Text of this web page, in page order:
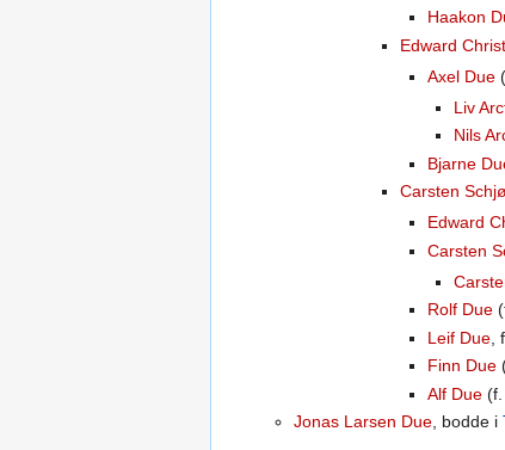
Haakon
Edward
Axel Due
Liv
Nils
Bjarne
Carsten
Edward
Carsten
Rolf Due
Leif Due,
Finn Due
Alf Due(f.
Jonas Larsen Due, bodde i